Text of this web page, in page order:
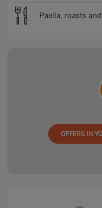
Paella, roasts
OFFERS IN